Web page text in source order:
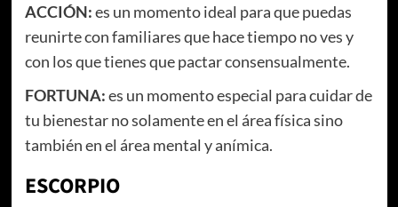
ACCIÓN:es un momento ideal para que puedas
reunirte con familiares que hace tiempo no ves y
con los que tienes que pactar consensualmente.
FORTUNA:es un momento especial para cuidar de
tu bienestar no solamente en el área física sino
también en el área mental y anímica.
ESCORPIO